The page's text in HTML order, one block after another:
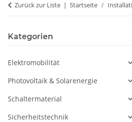
Zurück zur Liste Startseite
Kategorien
Elektromobilität
Photovoltaik & Solarenergie
Schaltermaterial
Sicherheitstechnik